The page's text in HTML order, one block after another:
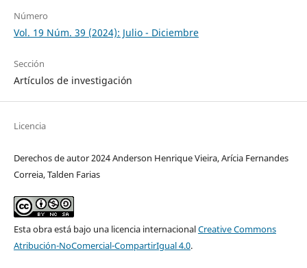
Número
Vol. 19 Núm. 39 (2024): Julio - Diciembre
Sección
Artículos de investigación
Licencia
Derechos de autor 2024 Anderson Henrique Vieira, Arícia Fernandes
Correia, Talden Farias
Esta obra está bajo una licencia internacionalCreative Commons
Atribución-NoComercial-CompartirIgual 4.0.